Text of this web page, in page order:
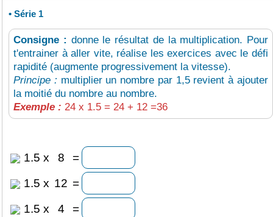
• Série 1
Consigne : donne le résultat de la multiplication. Pour
t'entrainer à aller vite, réalise les exercices avec le défi
rapidité (augmente progressivement la vitesse).
Principe : multiplier un nombre par 1,5 revient à ajouter
la moitié du nombre au nombre.
Exemple : 24 x 1.5 = 24 + 12 =36
1.5 x 8
=
1.5 x 12 =
1.5 x 4
=